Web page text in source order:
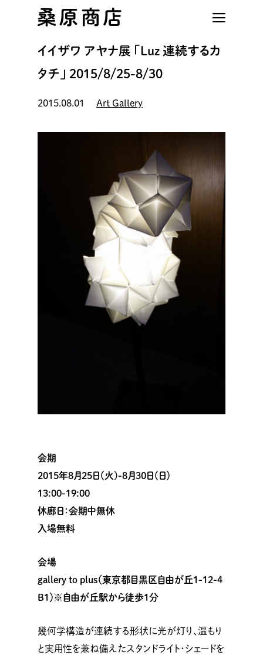
イイザワ アヤナ展 「Luz 連続するカ
タチ」 2015/8/25-8/30
2015.08.01 Art Gallery
会期
2015年8月25日（火)-8月30日（日）
13:00-19:00
休廊日：会期中無休
入場無料
会場
gallery to plus（東京都目黒区自由が丘1-12-4
B1）※自由が丘駅から徒歩1分
幾何学構造が連続する形状に光が灯り、温もり
と実用性を兼ね備えたスタンドライト･シェードを